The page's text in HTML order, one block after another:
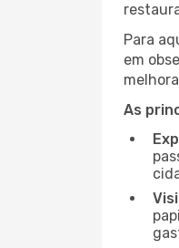
Para
em
As